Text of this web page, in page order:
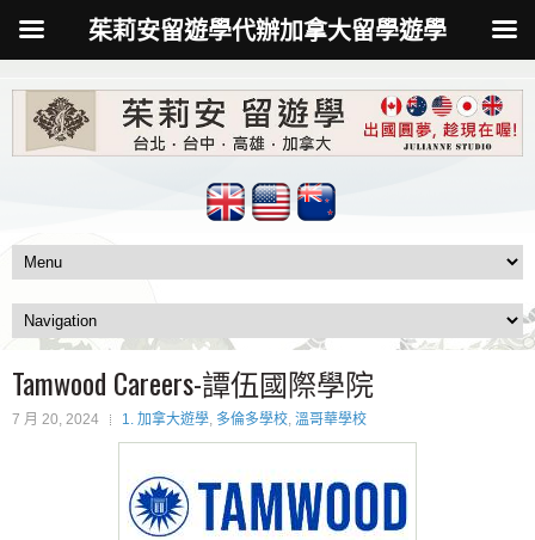
Tamwood Careers-譚伍國際學院
7 月 20, 2024 1. 加拿大遊學, 多倫多學校, 溫哥華學校
茱莉安留遊學代辦加拿大留學遊學